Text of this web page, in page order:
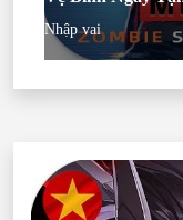
Nhập vai